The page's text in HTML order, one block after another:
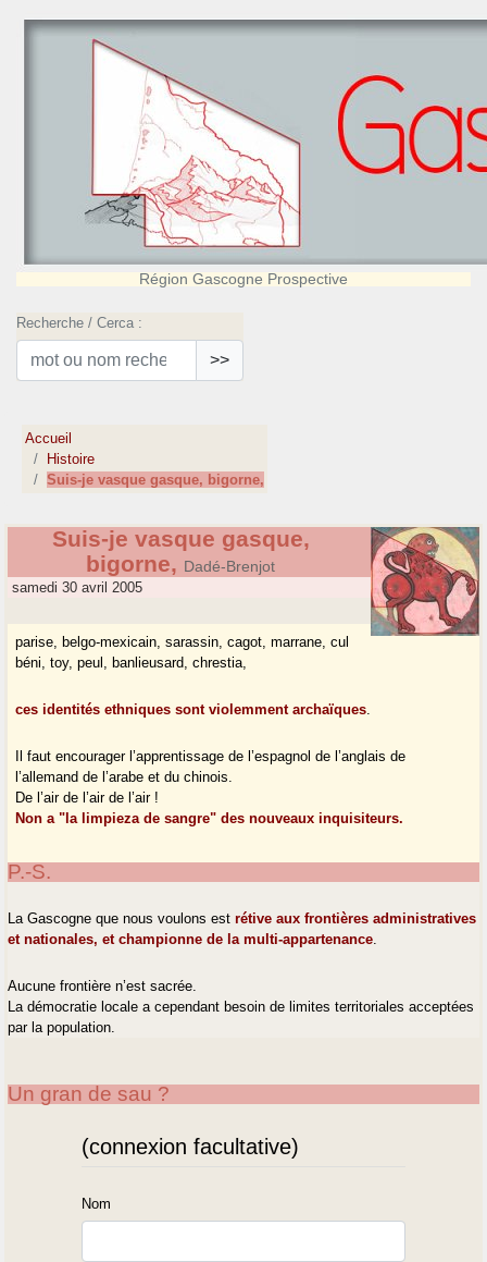
Région Gascogne Prospective
Recherche / Cerca :
>>
Accueil
Histoire
Suis-je vasque gasque, bigorne,
Suis-je vasque gasque,
bigorne, Dadé-Brenjot
samedi 30 avril 2005
parise, belgo-mexicain, sarassin, cagot, marrane, cul
béni, toy, peul, banlieusard, chrestia,
ces identités ethniques sont violemment archaïques.
Il faut encourager l’apprentissage de l’espagnol de l’anglais de
l’allemand de l’arabe et du chinois.
De l’air de l’air de l’air !
Non a "la limpieza de sangre" des nouveaux inquisiteurs.
P.-S.
La Gascogne que nous voulons estrétive aux frontières administratives
et nationales, et championne de la multi-appartenance
Aucune frontière n’est sacrée.
La démocratie locale a cependant besoin de limites territoriales acceptées
par la population.
Un gran de sau ?
(connexion facultative)
Nom